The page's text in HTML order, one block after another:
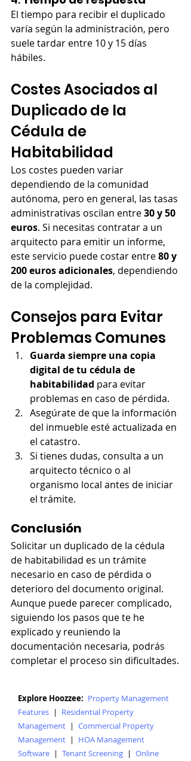
El tiempo para recibir el duplicado
varía según la administración, pero
suele tardar entre 10 y 15 días
hábiles.
Costes Asociados al
Duplicado de la
Cédula de
Habitabilidad
Los costes pueden variar
dependiendo de la comunidad
autónoma, pero en general, las tasas
administrativas oscilan entre 30 y 50
euros. Si necesitas contratar a un
arquitecto para emitir un informe,
este servicio puede costar entre 80 y
200 euros adicionales, dependiendo
de la complejidad.
Consejos para Evitar
Problemas Comunes
Guarda siempre una copia
digital de tu cédula de
habitabilidad para evitar
problemas en caso de pérdida.
Asegúrate de que la información
del inmueble esté actualizada en
el catastro.
Si tienes dudas, consulta a un
arquitecto técnico o al
organismo local antes de iniciar
el trámite.
Conclusión
Solicitar un duplicado de la cédula
de habitabilidad es un trámite
necesario en caso de pérdida o
deterioro del documento original.
Aunque puede parecer complicado,
siguiendo los pasos que te he
explicado y reuniendo la
documentación necesaria, podrás
completar el proceso sin dificultades.
Explore Hoozzee: Property Management
Features |
Residential Property
Management | Commercial Property
Management |
HOA Management
Software | Tenant Screening | Online